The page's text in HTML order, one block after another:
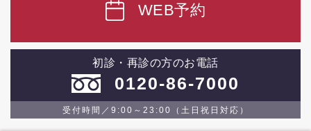
WEB予約
初診・再診の方のお電話
0120-86-7000
受付時間／9:00～23:00（土日祝日対応）